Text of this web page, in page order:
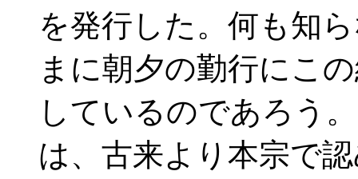
を発行した。何も知
まに朝夕の勤行にこ
しているのであろう
は、古来より本宗で